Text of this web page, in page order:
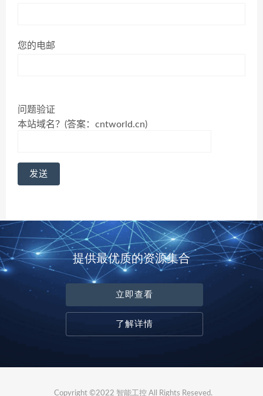
您的电邮
问题验证
本站域名？(答案：cntworld.cn)
提供最优质的资源集合
立即查看
了解详情
Copyright ©2022 智能工控 All Rights Reseved.